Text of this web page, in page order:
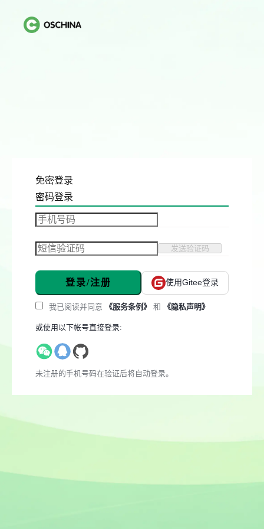
免密登录
密码登录
发送验证码
登录/注册 使用Gitee登录
我已阅读并同意 《服务条例》 和 《隐私声明》
或使用以下帐号直接登录:
未注册的手机号码在验证后将自动登录。